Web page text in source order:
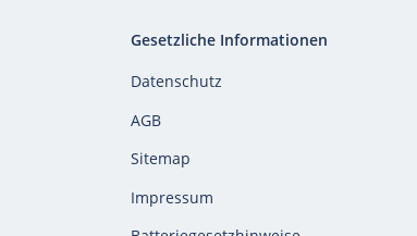
Gesetzliche Informationen
Datenschutz
AGB
Sitemap
Impressum